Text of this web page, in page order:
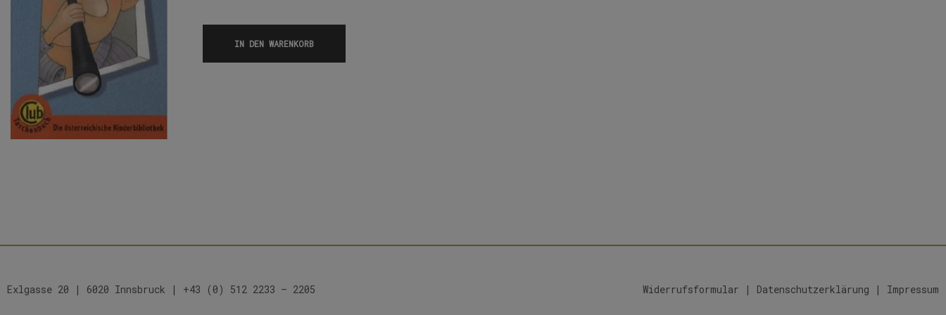
IN DEN WARENKORB
Exlgasse 20 | 6020 Innsbruck | +43 (0) 512 2233 – 2205 Widerrufsformular | Datenschutzerklärung | Impressum